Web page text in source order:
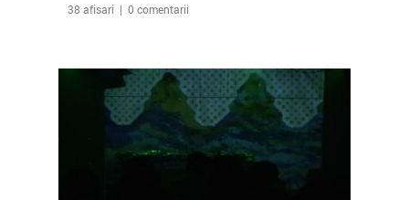
38 afisari | 0 comentarii